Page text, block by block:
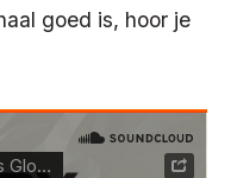
goed is, hoor je